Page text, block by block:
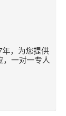
年，为您提供
，一对一专人